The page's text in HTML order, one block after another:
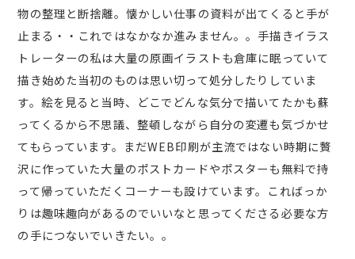
物の整理と断捨離。懐かしい仕事の資料が出てくると手が
止まる・・これではなかなか進みません。。手描きイラス
トレーターの私は大量の原画イラストも倉庫に眠っていて
描き始めた当初のものは思い切って処分したりしていま
す。絵を見ると当時、どこでどんな気分で描いてたかも蘇
ってくるから不思議、整頓しながら自分の変遷も気づかせ
てもらっています。まだWEB印刷が主流ではない時期に贅
沢に作っていた大量のポストカードやポスターも無料で持
って帰っていただくコーナーも設けています。こればっか
りは趣味趣向があるのでいいなと思ってくださる必要な方
の手につないでいきたい。。